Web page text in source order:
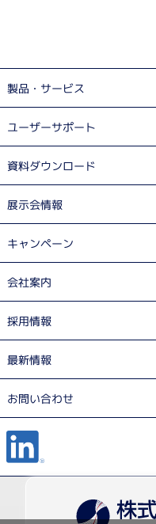
選択可能な構成は、コンデ
空冷式か水冷式かにより異な
モデル
基本構成
Foam Dryi
r
基本構成
Cleanroo
m LyoStar
Isorator L
yoStar
基本構成+棚板
製品・サービス
ユーザーサポート
資料ダウンロード
展示会情報
キャンペーン
会社案内
採用情報
最新情報
お問い合わせ